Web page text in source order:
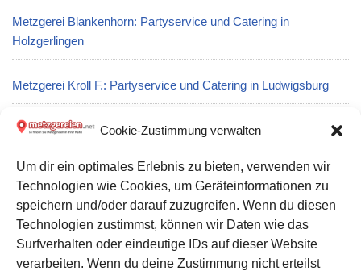
Cookie-Zustimmung verwalten
Um dir ein optimales Erlebnis zu bieten, verwenden wir
Technologien wie Cookies, um Geräteinformationen zu
speichern und/oder darauf zuzugreifen. Wenn du diesen
Technologien zustimmst, können wir Daten wie das
Surfverhalten oder eindeutige IDs auf dieser Website
verarbeiten. Wenn du deine Zustimmung nicht erteilst
Metzgerei Blankenhorn: Partyservice und Catering in
Holzgerlingen
Metzgerei Kroll F.: Partyservice und Catering in Ludwigsburg
Metzgerei CASSEROLE Feine Fleischkost Filialges. mbH &
Metzgerei Frank Lunower Landfleischerei mit Partyservice
Künkel: Partyservice und Catering in Oderberg